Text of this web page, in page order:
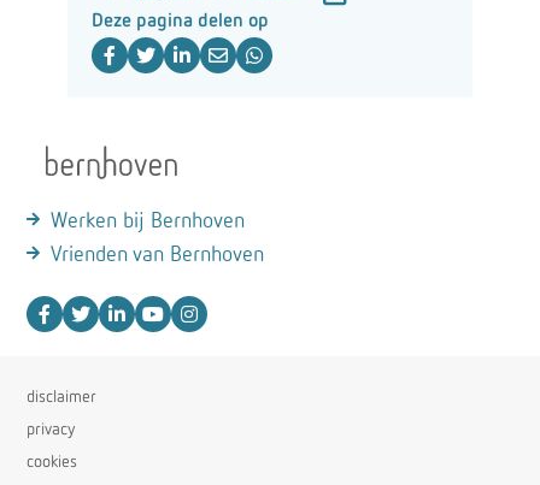
Deze pagina delen op
Werken bij Bernhoven
Vrienden van Bernhoven
disclaimer
privacy
cookies